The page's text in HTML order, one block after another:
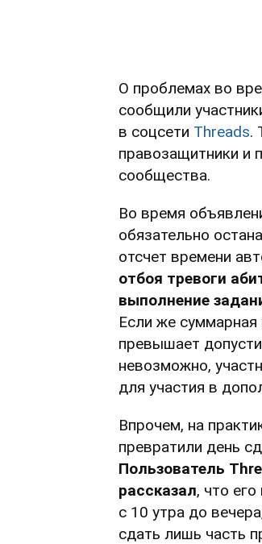
О проблемах во
сообщили
в соцсети Threads.
правозащитники и
сообщества.
Во время
обязательно
отсчет времени
отбоя тревоги
выполнение
Если же
превышает
невозможно,
для участия в
Впрочем, на
превратили день
Пользователь
рассказал, что
с 10 утра до
сдать лишь часть